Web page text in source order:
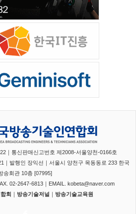
｜통신판매신고번호 제2008-서울양천-0166호
｜발행인 장익선｜서울시 양천구 목동동로 233 한국
송회관 10층 [07995]
02-2647-6813｜EMAIL. kobeta@naver.com
회 ｜ 방송기술저널 ｜ 방송기술교육원